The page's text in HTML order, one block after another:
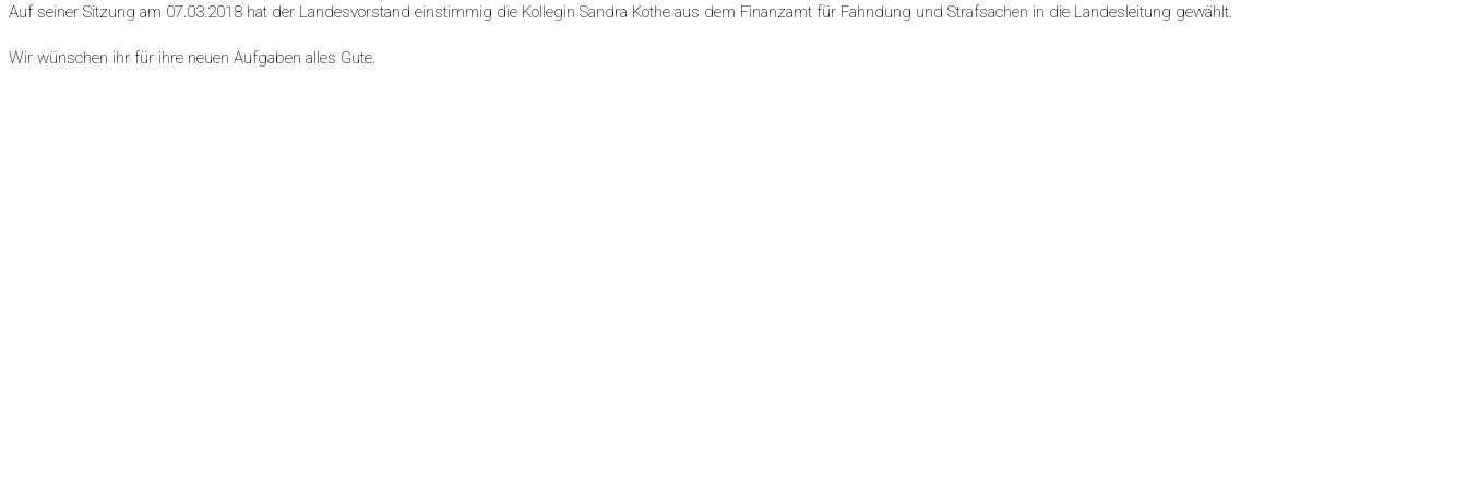
Auf seiner Sitzung am 07.03.2018 hat der Landesvorstand einstimmig die Kollegin Sandra Kothe aus dem Finanzamt für Fahndung und Strafsachen in die Landesleitung gewählt.
Wir wünschen ihr für ihre neuen Aufgaben alles Gute.